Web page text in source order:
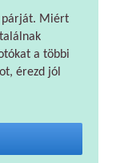
párját. Miért
a többi
érezd jól